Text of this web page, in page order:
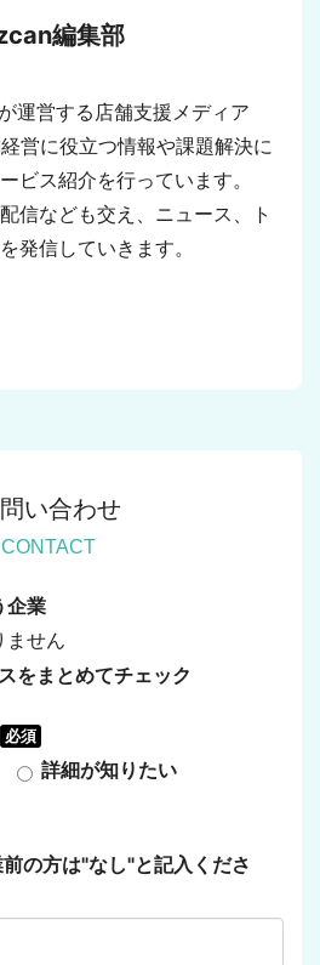
編集部
運営する店舗支援メディア
営に役立つ情報や課題解決に
ビス紹介を行っています。
信なども交え、ニュース、ト
発信していきます。
い合わせ
CONTACT
企業
ません
をまとめてチェック
必須
詳細が知りたい
の方は"なし"と記入くださ